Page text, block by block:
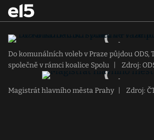
Do komunálních voleb v Praze půjdou ODS,
společně v rámci koalice Spolu
Zdroj:
Magistrát hlavního města Prahy Zdroj: